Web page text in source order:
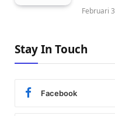
Februari
Stay In Touch
Facebook